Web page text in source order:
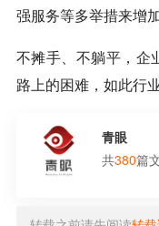
强服务等多举措来增
不摊手、不躺平，企
路上的困难，如此行
青眼
共380篇